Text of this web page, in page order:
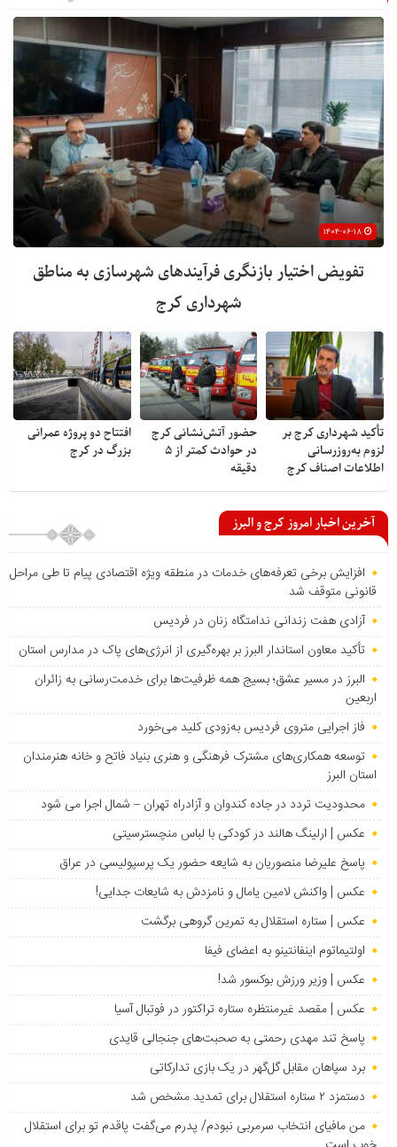
تفویض اختیار بازنگری فرآیندهای شهرسازی به مناطق
شهرداری کرج
تأکید شهرداری کرج بر
لزوم به‌روزرسانی
اطلاعات اصناف کرج
حضور آتش‌نشانی کرج
در حوادث کمتر از ۵
دقیقه
افتتاح دو پروژه عمرانی
بزرگ در کرج
آخرین اخبار امروز کرج و البرز
افزایش برخی تعرفه‌های خدمات در منطقه ویژه اقتصادی پیام تا طی مراحل
قانونی متوقف شد
آزادی هفت زندانی ندامتگاه زنان در فردیس
تأکید معاون استاندار البرز بر بهره‌گیری از انرژی‌های پاک در مدارس استان
البرز در مسیر عشق؛ بسیج همه ظرفیت‌ها برای خدمت‌رسانی به زائران
اربعین
فاز اجرایی متروی فردیس به‌زودی کلید می‌خورد
توسعه همکاری‌های مشترک فرهنگی و هنری بنیاد فاتح و خانه هنرمندان
استان البرز
محدودیت تردد در جاده کندوان و آزادراه تهران – شمال اجرا می شود
عکس | ارلینگ هالند در کودکی با لباس منچسترسیتی
پاسخ علیرضا منصوریان به شایعه حضور یک پرسپولیسی در عراق
عکس | واکنش لامین یامال و نامزدش به شایعات جدایی!
عکس | ستاره استقلال به تمرین گروهی برگشت
اولتیماتوم اینفانتینو به اعضای فیفا
عکس | وزیر ورزش بوکسور شد!
عکس | مقصد غیرمنتظره ستاره تراکتور در فوتبال آسیا
پاسخ تند مهدی رحمتی به صحبت‌های جنجالی قایدی
برد سپاهان مقابل گل‌گهر در یک بازی تدارکاتی
دستمزد ۲ ستاره استقلال برای تمدید مشخص شد
من مافیای انتخاب سرمربی نبودم/ پدرم می‌گفت پاقدم تو برای استقلال